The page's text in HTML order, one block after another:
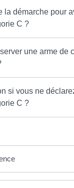
la démarche pour
C ?
une arme de
si vous ne
C ?